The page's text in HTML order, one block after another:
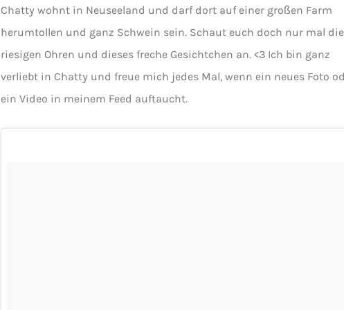
Chatty wohnt in Neuseeland und darf dort auf einer großen Farm
herumtollen und ganz Schwein sein. Schaut euch doch nur mal
riesigen Ohren und dieses freche Gesichtchen an. <3 Ich bin ganz
verliebt in Chatty und freue mich jedes Mal, wenn ein neues Foto
ein Video in meinem Feed auftaucht.